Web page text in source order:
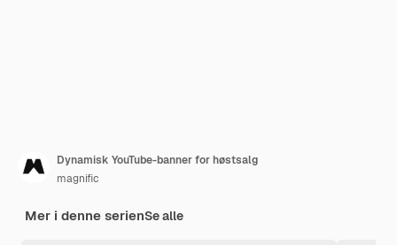
Dynamisk YouTube-banner for høstsalg
magnific
Mer i denne serienSe alle